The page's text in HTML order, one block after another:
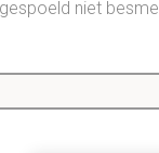
niet